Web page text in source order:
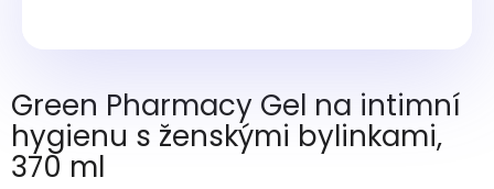
Green Pharmacy Gel na intimní
hygienu s ženskými bylinkami,
370 ml